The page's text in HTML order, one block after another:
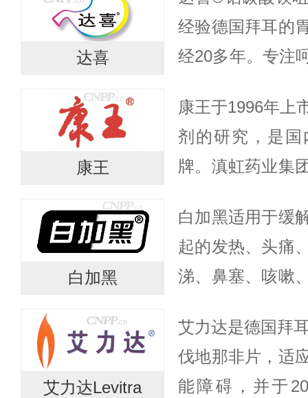
乳期妇女对维生
外需求...
达喜
经验德国拜耳的
经20多年。专注
键时刻，有达喜
控！
康王
康王于1996年上
剂的研究，是国
牌。滇虹药业集
大东企业于1997
白加黑
白加黑适用于缓
起的发热、头痛
涕、鼻塞、咳嗽
能满足感冒患者
夜装提供黑...
艾力达Levitra
艾力达是德国拜
伐地那非片，适
能障碍，并于